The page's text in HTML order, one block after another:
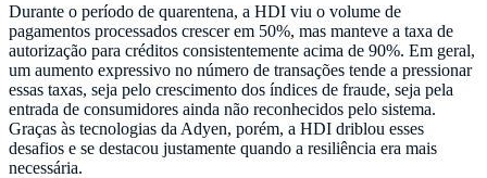
Durante o período de quarentena, a HDI viu o volume de
pagamentos processados crescer em 50%, mas manteve a taxa de
autorização para créditos consistentemente acima de 90%. Em geral,
um aumento expressivo no número de transações tende a pressionar
essas taxas, seja pelo crescimento dos índices de fraude, seja pela
entrada de consumidores ainda não reconhecidos pelo sistema.
Graças às tecnologias da Adyen, porém, a HDI driblou esses
desafios e se destacou justamente quando a resiliência era mais
necessária.